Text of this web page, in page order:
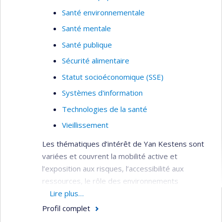
Santé environnementale
Santé mentale
Santé publique
Sécurité alimentaire
Statut socioéconomique (SSE)
Systèmes d'information
Technologies de la santé
Vieillissement
Les thématiques d’intérêt de Yan Kestens sont
variées et couvrent la mobilité active et
l’exposition aux risques, l’accessibilité aux
ressources, le rôle des environnements
alimentaires, le vieillissement et la santé mentale.
Développement et application d’outils de
Lire plus…
Profil complet